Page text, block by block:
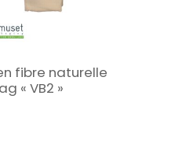
fibre naturelle
« VB2 »